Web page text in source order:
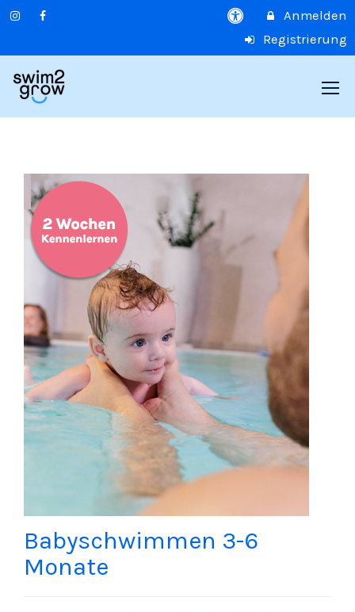
Anmelden
Registrierung
Babyschwimmen 3-6
Monate